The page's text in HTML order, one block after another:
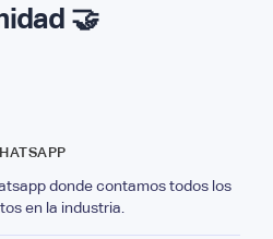
🤝
donde contamos todos los
en la industria.